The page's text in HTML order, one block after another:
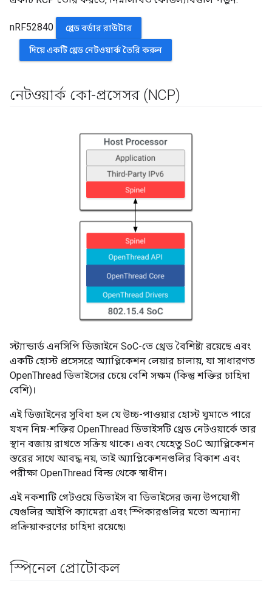
nRF52840 থ্রেড বর্ডার রাউটার
দিয়ে একটি থ্রেড নেটওয়ার্ক তৈরি করুন
নেটওয়ার্ক কো-প্রসেসর (NCP)
স্ট্যান্ডার্ড এনসিপি ডিজাইনে SoC-তে থ্রেড বৈশিষ্ট্য রয়েছে এবং
একটি হোস্ট প্রসেসরে অ্যাপ্লিকেশন লেয়ার চালায়, যা সাধারণত
OpenThread ডিভাইসের চেয়ে বেশি সক্ষম (কিন্তু শক্তির চাহিদা
বেশি)।
এই ডিজাইনের সুবিধা হল যে উচ্চ-পাওয়ার হোস্ট ঘুমাতে পারে
যখন নিম্ন-শক্তির OpenThread ডিভাইসটি থ্রেড নেটওয়ার্কে তার
স্থান বজায় রাখতে সক্রিয় থাকে। এবং যেহেতু SoC অ্যাপ্লিকেশন
স্তরের সাথে আবদ্ধ নয়, তাই অ্যাপ্লিকেশনগুলির বিকাশ এবং
পরীক্ষা OpenThread বিল্ড থেকে স্বাধীন।
এই নকশাটি গেটওয়ে ডিভাইস বা ডিভাইসের জন্য উপযোগী
যেগুলির আইপি ক্যামেরা এবং স্পিকারগুলির মতো অন্যান্য
প্রক্রিয়াকরণের চাহিদা রয়েছে৷
স্পিনেল প্রোটোকল